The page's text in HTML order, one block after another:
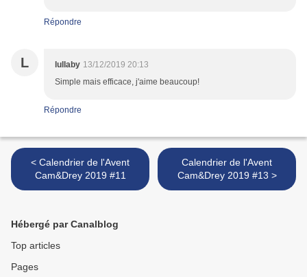
Répondre
L lullaby 13/12/2019 20:13
Simple mais efficace, j'aime beaucoup!
Répondre
< Calendrier de l'Avent
Cam&Drey 2019 #11
Calendrier de l'Avent
Cam&Drey 2019 #13 >
Hébergé par Canalblog
Top articles
Pages